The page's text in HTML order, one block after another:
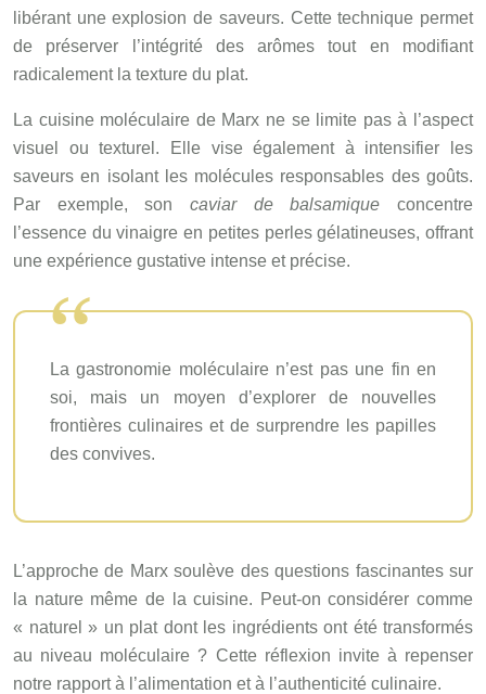
libérant une explosion de saveurs. Cette technique permet
de préserver l’intégrité des arômes tout en modifiant
radicalement la texture du plat.
La cuisine moléculaire de Marx ne se limite pas à l’aspect
visuel ou texturel. Elle vise également à intensifier les
saveurs en isolant les molécules responsables des goûts.
Par exemple, son caviar de balsamique concentre
l’essence du vinaigre en petites perles gélatineuses, offrant
une expérience gustative intense et précise.
La gastronomie moléculaire n’est pas une fin en
soi, mais un moyen d’explorer de nouvelles
frontières culinaires et de surprendre les papilles
des convives.
L’approche de Marx soulève des questions fascinantes sur
la nature même de la cuisine. Peut-on considérer comme
« naturel » un plat dont les ingrédients ont été transformés
au niveau moléculaire ? Cette réflexion invite à repenser
notre rapport à l’alimentation et à l’authenticité culinaire.